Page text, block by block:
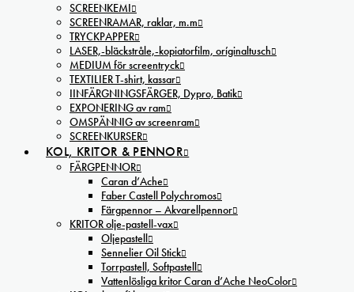
SCREENKEMI
SCREENRAMAR, raklar, m.m
TRYCKPAPPER
LASER,-bläckstråle,-kopiatorfilm, oríginaltusch
MEDIUM för screentryck
TEXTILIER T-shirt, kassar
IINFÄRGNINGSFÄRGER, Dypro, Batik
EXPONERING av ram
OMSPÄNNIG av screenram
SCREENKURSER
KOL, KRITOR & PENNOR
FÄRGPENNOR
Caran d’Ache
Faber Castell Polychromos
Färgpennor – Akvarellpennor
KRITOR olje-pastell-vax
Oljepastell
Sennelier Oil Stick
Torrpastell, Softpastell
Vattenlösliga kritor Caran d’Ache NeoColor